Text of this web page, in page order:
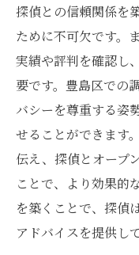
証拠の法
浮気現場
探偵選びのポ
プロを見つけ
探偵事務
料金体系
調査後の
地域密着型
成功報酬
探偵との信頼関係を
ために不可欠です。
実績や評判を確認し
要です。豊島区での
バシーを尊重する姿
せることができます
伝え、探偵とオープ
ことで、より効果的
を築くことで、探偵
アドバイスを提供し